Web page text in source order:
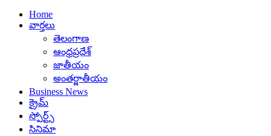
Home
వార్తలు
తెలంగాణ
ఆంధ్రప్రదేశ్
జాతీయం
అంతర్జాతీయం
Business News
క్రైమ్
స్పోర్ట్స్
సినిమా